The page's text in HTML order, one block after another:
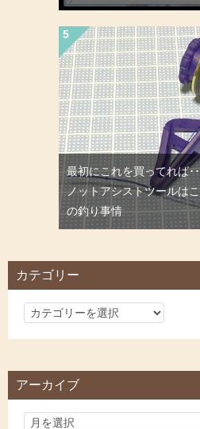
最初にこれを買ってれば･
ノットアシストツールは
の釣り事情
カテゴリー
カ
リ
アーカイブ